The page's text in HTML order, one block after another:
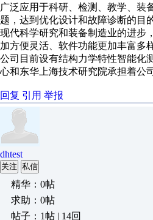
广泛应用于科研、检测、教学、装
题，达到优化设计和故障诊断的目
现代科学研究和装备制造业的进步
加方便灵活、软件功能更加丰富多
公司目前设有结构力学特性智能化
心和东华上海技术研究院承担着公
回复 引用 举报
dhtest
关注 私信
精华：0帖
求助：0帖
帖子：1帖 | 14回